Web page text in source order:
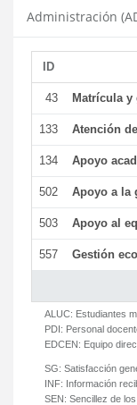
Administración
ID
43 Matrícula y
133 Atención
134 Apoyo
502 Apoyo a la
503 Apoyo al
557 Gestión
ALUC: Estudiantes
PDI: Personal
EDCEN: Equipo
SG: Satisfacción
INF: Información
SEN: Sencillez de